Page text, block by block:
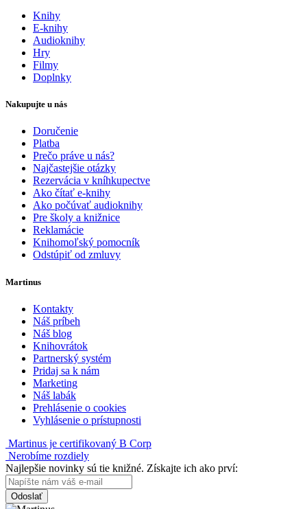
Knihy
E-knihy
Audioknihy
Hry
Filmy
Doplnky
Nakupujte u nás
Doručenie
Platba
Prečo práve u nás?
Najčastejšie otázky
Rezervácia v kníhkupectve
Ako čítať e-knihy
Ako počúvať audioknihy
Pre školy a knižnice
Reklamácie
Knihomoľský pomocník
Odstúpiť od zmluvy
Martinus
Kontakty
Náš príbeh
Náš blog
Knihovrátok
Partnerský systém
Pridaj sa k nám
Marketing
Náš labák
Prehlásenie o cookies
Vyhlásenie o prístupnosti
Martinus je certifikovaný B Corp
Nerobíme rozdiely
Najlepšie novinky sú tie knižné. Získajte ich ako prví:
Odoslať